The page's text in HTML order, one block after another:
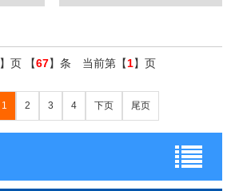
】页 【67】条 当前第【1】页
1 2 3 4 下页 尾页